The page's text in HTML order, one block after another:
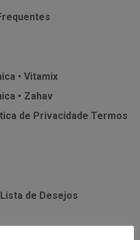
• Vitamix
• Zahav
de Privacidade Termos
Lista de Desejos